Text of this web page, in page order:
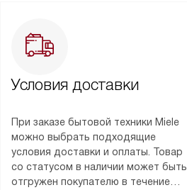
Условия доставки
При заказе бытовой техники Miele
можно выбрать подходящие
условия доставки и оплаты. Товар
со статусом в наличии может быть
отгружен покупателю в течение